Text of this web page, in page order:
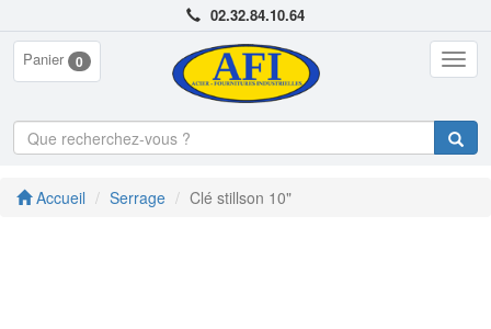
02.32.84.10.64
Panier 0
Accueil Serrage Clé stillson 10"